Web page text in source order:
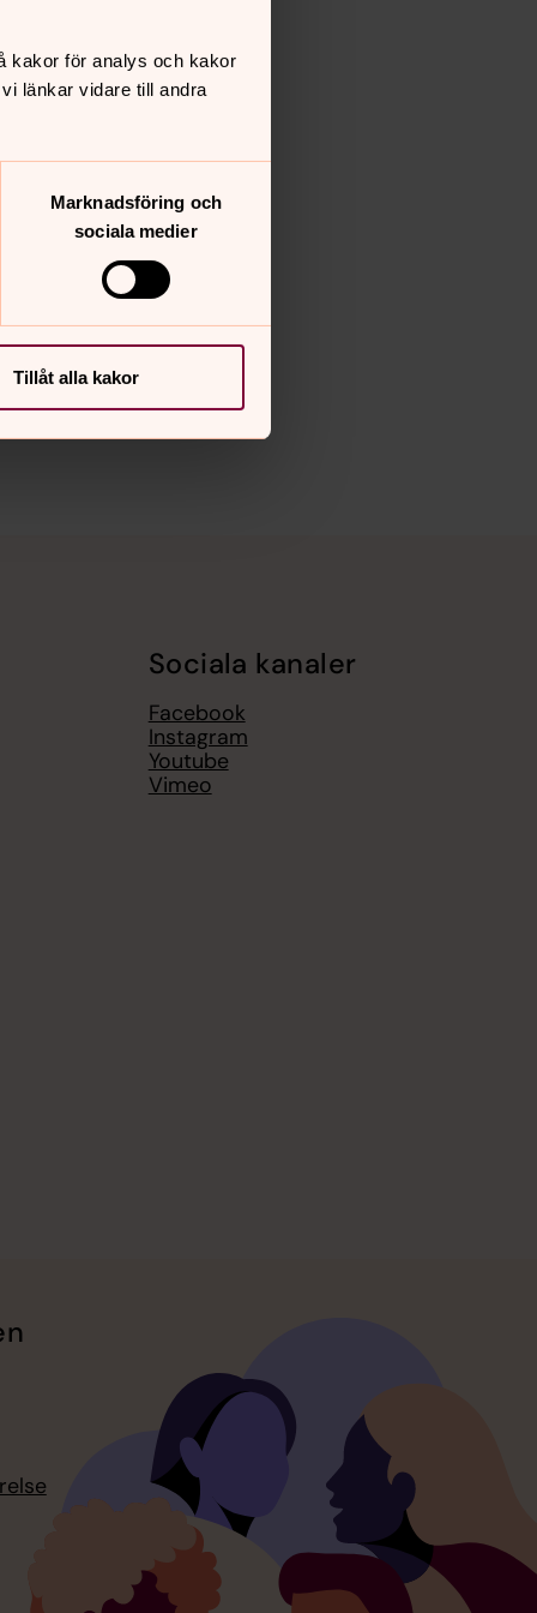
kakor för analys och kakor
länkar vidare till andra
Marknadsföring och
sociala medier
Tillåt alla kakor
Sociala kanaler
Facebook
Instagram
Youtube
Vimeo